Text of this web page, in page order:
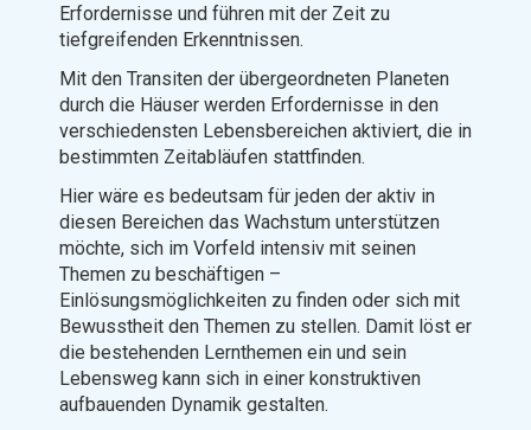
Erfordernisse und führen mit der Zeit zu
tiefgreifenden Erkenntnissen.
Mit den Transiten der übergeordneten Planeten
durch die Häuser werden Erfordernisse in den
verschiedensten Lebensbereichen aktiviert, die in
bestimmten Zeitabläufen stattfinden.
Hier wäre es bedeutsam für jeden der aktiv in
diesen Bereichen das Wachstum unterstützen
möchte, sich im Vorfeld intensiv mit seinen
Themen zu beschäftigen –
Einlösungsmöglichkeiten zu finden oder sich mit
Bewusstheit den Themen zu stellen. Damit löst er
die bestehenden Lernthemen ein und sein
Lebensweg kann sich in einer konstruktiven
aufbauenden Dynamik gestalten.